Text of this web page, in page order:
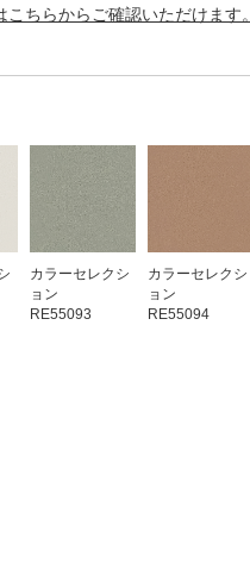
こちらからご確認いただけます。
カラーセレクシ
ョン
RE55093
カラーセレクシ
ョン
RE55094